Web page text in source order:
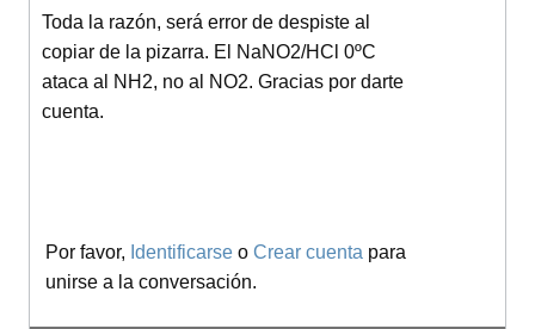
Toda la razón, será error de despiste al
copiar de la pizarra. El NaNO2/HCl 0ºC
ataca al NH2, no al NO2. Gracias por darte
cuenta.
Por favor, Identificarse o Crear cuenta para
unirse a la conversación.